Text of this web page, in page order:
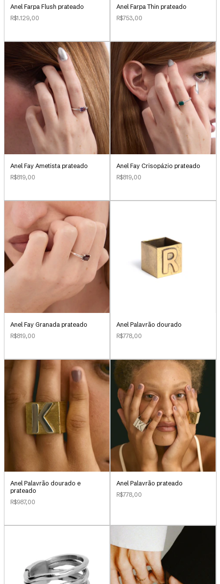
Anel Farpa Flush prateado
R$1.129,00
Anel Farpa Thin prateado
R$753,00
Anel Fay Ametista prateado
R$819,00
Anel Fay Crisopázio prateado
R$819,00
Anel Fay Granada prateado
R$819,00
Anel Palavrão dourado
R$778,00
Anel Palavrão dourado e
prateado
R$987,00
Anel Palavrão prateado
R$778,00